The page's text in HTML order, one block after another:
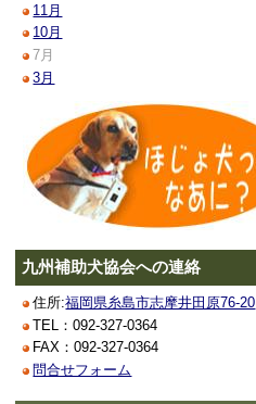
11月
10月
7月
3月
九州補助犬協会への連絡
住所:福岡県糸島市志摩井田原76-20
TEL：092-327-0364
FAX：092-327-0364
問合せフォーム